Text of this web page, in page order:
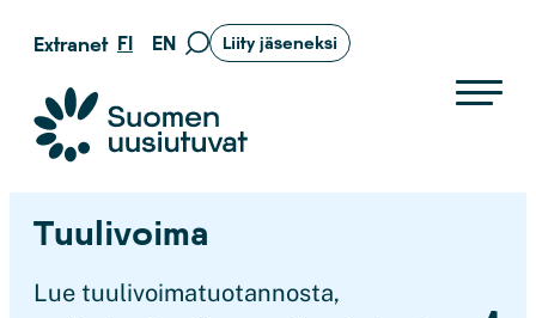
Siirry
sisältöön
Extranet FI EN
Siirry
Liity jäseneksi
Suomen uusiutuvat ry
Tuulivoima
Lue tuulivoimatuotannosta,